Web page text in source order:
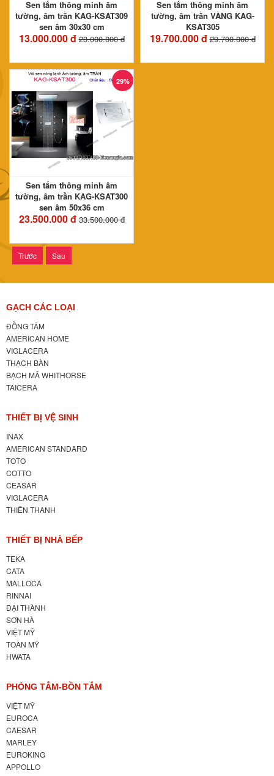
Sen tắm thông minh âm
tường, âm trần KAG-KSAT309
sen âm 30x30 cm
13.000.000 đ 23.000.000 đ
Sen tắm thông minh âm
tường, âm trần VÀNG KAG-
KSAT305
19.700.000 đ 29.700.000 đ
29%
Sen tắm thông minh âm
tường, âm trần KAG-KSAT300
sen âm 50x36 cm
23.500.000 đ 33.500.000 đ
Trước Sau
GẠCH CÁC LOẠI
ĐỒNG TÂM
AMERICAN HOME
VIGLACERA
THẠCH BÀN
BẠCH MÃ WHITHORSE
TAICERA
THIẾT BỊ VỆ SINH
INAX
AMERICAN STANDARD
TOTO
COTTO
CEASAR
VIGLACERA
THIÊN THANH
THIẾT BỊ NHÀ BẾP
TEKA
CATA
MALLOCA
RINNAI
ĐẠI THÀNH
SƠN HÀ
VIỆT MỸ
TOÀN MỸ
HWATA
PHÒNG TẮM-BỒN TẮM
VIỆT MỸ
EUROCA
CAESAR
MARLEY
EUROKING
APPOLLO